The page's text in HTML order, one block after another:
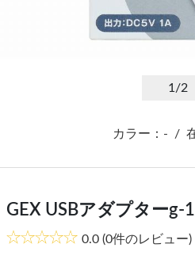
1/2
カラー：- /
GEX USBアダプターg-
0.0 (0件のレビュー)